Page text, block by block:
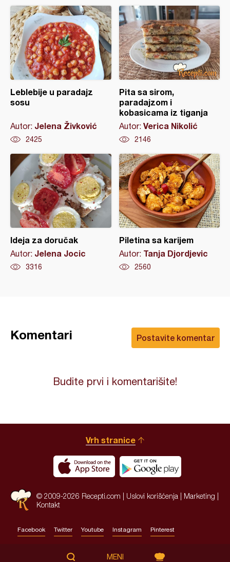
Leblebije u paradajz
sosu
Autor: Jelena Živković
2425
Pita sa sirom,
paradajzom i
kobasicama iz tiganja
Autor: Verica Nikolić
2146
Ideja za doručak
Autor: Jelena Jocic
3316
Piletina sa karijem
Autor: Tanja Djordjevic
2560
Postavite komentar
Komentari
Budite prvi i komentarišite!
Vrh stranice
© 2009-2026 Recepti.com | Uslovi korišćenja Marketing
Kontakt
Facebook Twitter Youtube Instagram Pinterest